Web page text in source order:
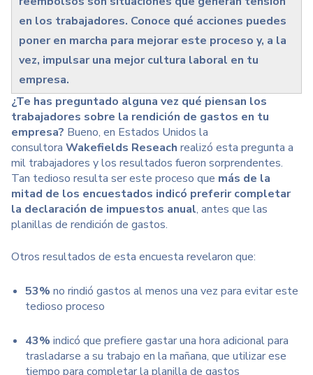
en los trabajadores. Conoce qué acciones puedes
poner en marcha para mejorar este proceso y, a la
vez, impulsar una mejor cultura laboral en tu
empresa.
¿Te has preguntado alguna vez qué piensan los
trabajadores sobre la rendición de gastos en tu
empresa? Bueno, en Estados Unidos la
consultora Wakefields Reseach realizó esta pregunta a
mil trabajadores y los resultados fueron sorprendentes.
Tan tedioso resulta ser este proceso que más de la
mitad de los encuestados indicó preferir completar
la declaración de impuestos anual, antes que las
planillas de rendición de gastos.
Otros resultados de esta encuesta revelaron que:
53% no rindió gastos al menos una vez para evitar este
tedioso proceso
43% indicó que prefiere gastar una hora adicional para
trasladarse a su trabajo en la mañana, que utilizar ese
tiempo para completar la planilla de gastos